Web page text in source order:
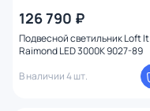
126 790 ₽
Подвесной светильник Loft It
Raimond LED 3000К 9027-89
В наличии 4 шт.